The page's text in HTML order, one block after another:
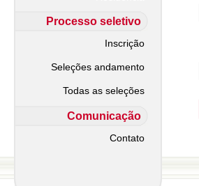
Processo seletivo
Inscrição
Seleções andamento
Todas as seleções
Comunicação
Contato